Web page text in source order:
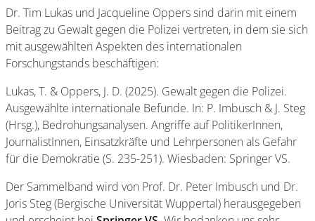
Dr. Tim Lukas und Jacqueline Oppers sind darin mit einem
Beitrag zu Gewalt gegen die Polizei vertreten, in dem sie sich
mit ausgewählten Aspekten des internationalen
Forschungstands beschäftigen:
Lukas, T. & Oppers, J. D. (2025). Gewalt gegen die Polizei.
Ausgewählte internationale Befunde. In: P. Imbusch & J. Steg
(Hrsg.), Bedrohungsanalysen. Angriffe auf PolitikerInnen,
JournalistInnen, Einsatzkräfte und Lehrpersonen als Gefahr
für die Demokratie (S. 235-251). Wiesbaden: Springer VS.
Der Sammelband wird von Prof. Dr. Peter Imbusch und Dr.
Joris Steg (Bergische Universität Wuppertal) herausgegeben